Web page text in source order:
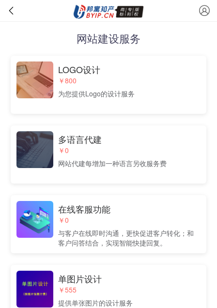
网站建设服务
LOGO设计
￥800
为您提供Logo的设计服务
多语言代建
￥0
网站代建每增加一种语言另收服务费
在线客服功能
￥0
与客户在线即时沟通，更快促进客户转化；和
客户问答结合，实现智能快捷回复。
单图片设计
￥555
提供单张图片的设计服务